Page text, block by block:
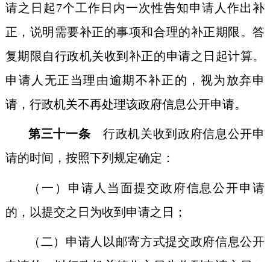
请之日起7个工作日内一次性告知申请人作出补
正，说明需要补正的事项和合理的补正期限。答
复期限自行政机关收到补正的申请之日起计算。
申请人无正当理由逾期不补正的，视为放弃申
请，行政机关不再处理该政府信息公开申请。
第三十一条 行政机关收到政府信息公开申
请的时间，按照下列规定确定：
（一）申请人当面提交政府信息公开申请
的，以提交之日为收到申请之日；
（二）申请人以邮寄方式提交政府信息公开